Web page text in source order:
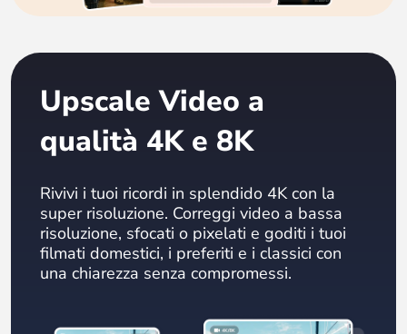
Upscale Video a
qualità 4K e 8K
Rivivi i tuoi ricordi in splendido 4K con la
super risoluzione. Correggi video a bassa
risoluzione, sfocati o pixelati e goditi i tuoi
filmati domestici, i preferiti e i classici con
una chiarezza senza compromessi.